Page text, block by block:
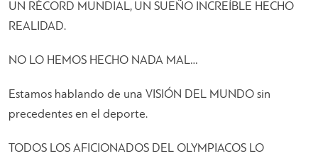
UN RÉCORD MUNDIAL, UN SUEÑO INCREÍBLE HECHO
REALIDAD.
NO LO HEMOS HECHO NADA MAL…
Estamos hablando de una VISIÓN DEL MUNDO sin
precedentes en el deporte.
TODOS LOS AFICIONADOS DEL OLYMPIACOS LO